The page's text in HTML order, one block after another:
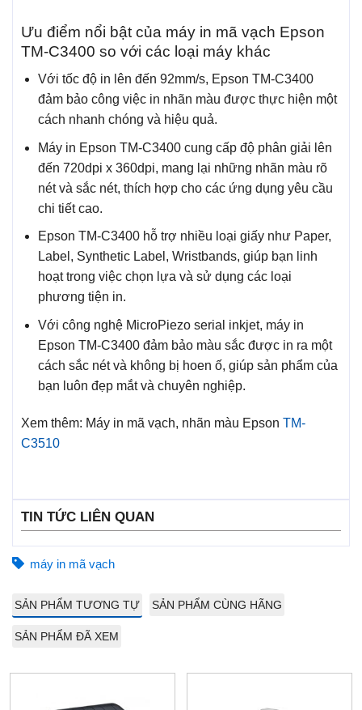
Ưu điểm nổi bật của máy in mã vạch Epson
TM-C3400 so với các loại máy khác
Với tốc độ in lên đến 92mm/s, Epson TM-C3400
đảm bảo công việc in nhãn màu được thực hiện một
cách nhanh chóng và hiệu quả.
Máy in Epson TM-C3400 cung cấp độ phân giải lên
đến 720dpi x 360dpi, mang lại những nhãn màu rõ
nét và sắc nét, thích hợp cho các ứng dụng yêu cầu
chi tiết cao.
Epson TM-C3400 hỗ trợ nhiều loại giấy như Paper,
Label, Synthetic Label, Wristbands, giúp bạn linh
hoạt trong việc chọn lựa và sử dụng các loại
phương tiện in.
Với công nghệ MicroPiezo serial inkjet, máy in
Epson TM-C3400 đảm bảo màu sắc được in ra một
cách sắc nét và không bị hoen ố, giúp sản phẩm của
bạn luôn đẹp mắt và chuyên nghiệp.
Xem thêm: Máy in mã vạch, nhãn màu Epson TM-
C3510
TIN TỨC LIÊN QUAN
máy in mã vạch
SẢN PHẨM TƯƠNG TỰ SẢN PHẨM CÙNG HÃNG
SẢN PHẨM ĐÃ XEM